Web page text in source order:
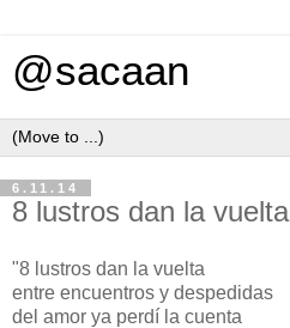
@sacaan
6.11.14
8 lustros dan la vuelta
"8 lustros dan la vuelta
entre encuentros y despedidas
del amor ya perdí la cuenta